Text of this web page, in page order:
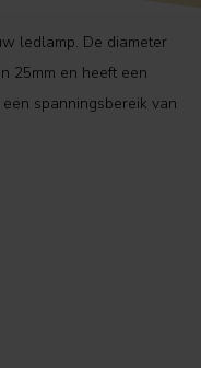
ledlamp. De diameter
25mm en heeft een
spanningsbereik van